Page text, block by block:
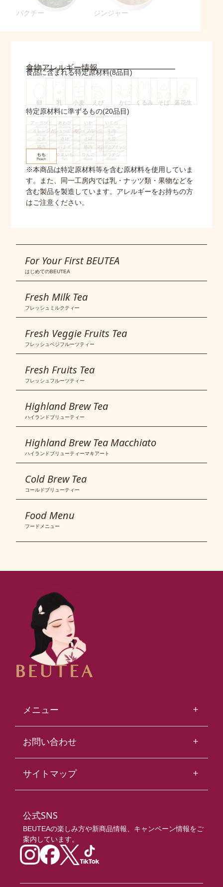
パクチー ジンジャー
⁨⁩食物アレルギー情報
食品に含まれる特定原材料(8品目)
卵 乳 小麦 えび かに くるみ そば 落花生
特定原材料に準ずるもの(20品目)
※本商品は特定原材料等を含む原材料を使用していま
す。また、同一工房内では乳・ナッツ類・果物などを
含む製品を製造しています。アレルギーをお持ちの方
はご注意ください。
For Your First BEUTEA
はじめてのBEUTEA
Fresh Milk Tea
フレッシュミルクティー
Fresh Veggie Fruits Tea
フレッシュベジフルーツティー
Fresh Fruits Tea
フレッシュフルーツティー
Highland Brew Tea
ハイランドブリューティー
Highland Brew Tea Macchiato
ハイランドブリューティーマキアート
Cold Brew Tea
コールドブリューティー
Food Menu
フードメニュー
メニュー ＋
フレッシュミルクティー
Fresh Veggie Fruits Tea
フレッシュフルーツティー
Highland Brew Tea
ハイランドブリューティー
Highland Brew Tea Macchiato
お問い合わせ ＋
よくあるご質問
サイトマップ ＋
All Menus
全ての商品
私たちについて
公式SNS
BEUTEAの楽しみ方や新商品情報、キャンペーン情報をご
案内しています。